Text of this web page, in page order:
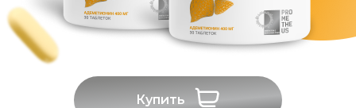
Купить